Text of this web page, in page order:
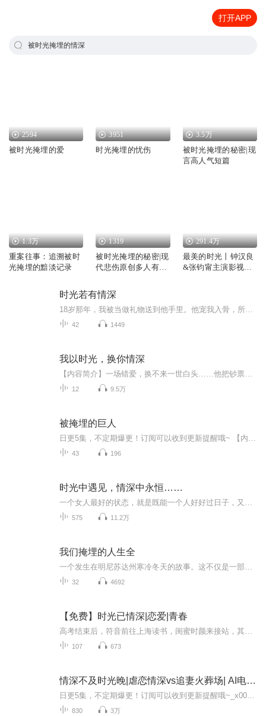
打开APP
被时光掩埋的情深
2594
被时光掩埋的爱
3951
时光掩埋的忧伤
3.5万
被时光掩埋的秘密|现
言高人气短篇
1.3万
重案往事：追溯被时
光掩埋的黯淡记录
1319
被时光掩埋的秘密|现
代悲伤原创多人有声
291.4万
最美的时光丨钟汉良
&张钧甯主演影视原
时光若有情深
42 1449
我以时光，换你情深
12 9.5万
被掩埋的巨人
43 196
时光中遇见，情深中永恒……
575 11.2万
我们掩埋的人生全
32 4692
【免费】时光已情深|恋爱|青春
107 673
情深不及时光晚|虐恋情深vs追妻火葬场| AI电子书
830 3万